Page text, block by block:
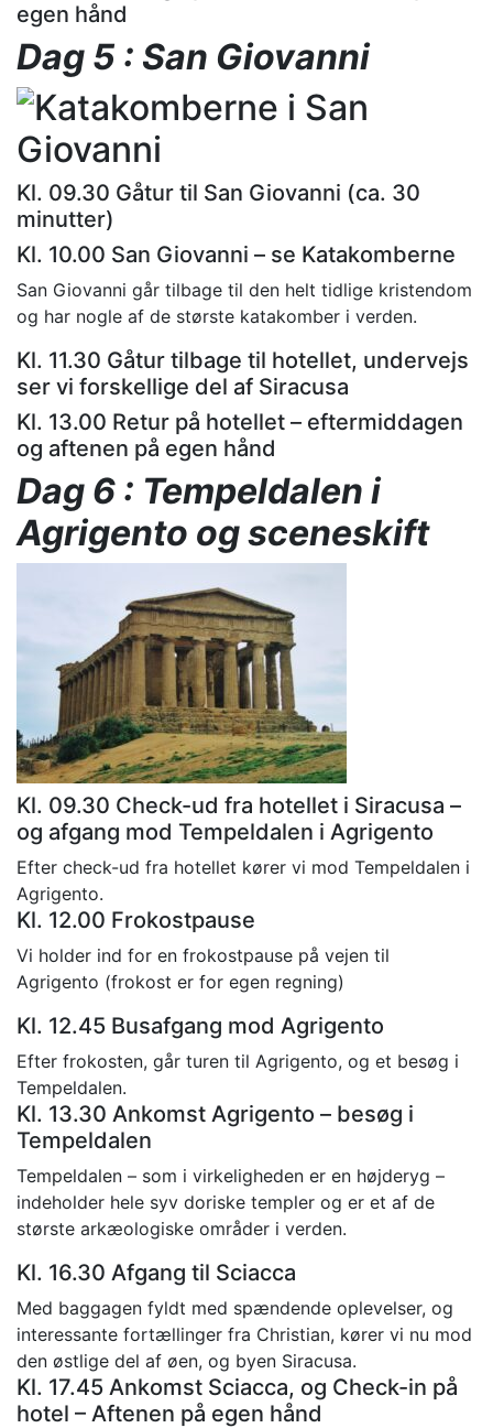
egen hånd
Dag 5 : San Giovanni
Kl. 09.30 Gåtur til San Giovanni (ca. 30
minutter)
Kl. 10.00 San Giovanni – se Katakomberne
San Giovanni går tilbage til den helt tidlige kristendom
og har nogle af de største katakomber i verden.
Kl. 11.30 Gåtur tilbage til hotellet, undervejs
ser vi forskellige del af Siracusa
Kl. 13.00 Retur på hotellet – eftermiddagen
og aftenen på egen hånd
Dag 6 : Tempeldalen i
Agrigento og sceneskift
Kl. 09.30 Check-ud fra hotellet i Siracusa –
og afgang mod Tempeldalen i Agrigento
Efter check-ud fra hotellet kører vi mod Tempeldalen i
Agrigento.
Kl. 12.00 Frokostpause
Vi holder ind for en frokostpause på vejen til
Agrigento (frokost er for egen regning)
Kl. 12.45 Busafgang mod Agrigento
Efter frokosten, går turen til Agrigento, og et besøg i
Tempeldalen.
Kl. 13.30 Ankomst Agrigento – besøg i
Tempeldalen
Tempeldalen – som i virkeligheden er en højderyg –
indeholder hele syv doriske templer og er et af de
største arkæologiske områder i verden.
Kl. 16.30 Afgang til Sciacca
Med baggagen fyldt med spændende oplevelser, og
interessante fortællinger fra Christian, kører vi nu mod
den østlige del af øen, og byen Siracusa.
Kl. 17.45 Ankomst Sciacca, og Check-in på
hotel – Aftenen på egen hånd